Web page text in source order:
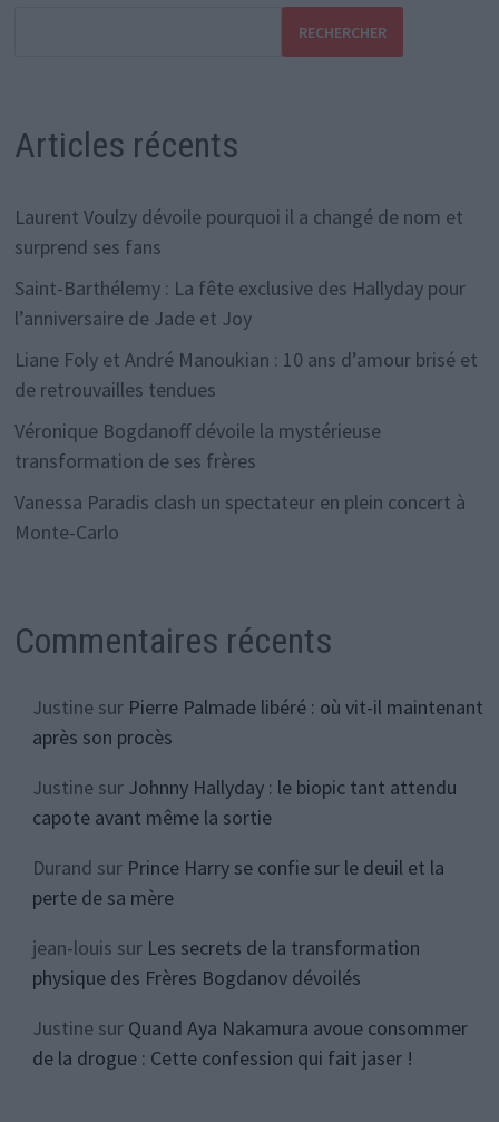
RECHERCHER
Articles récents
Laurent Voulzy dévoile pourquoi il a changé de nom et
surprend ses fans
Saint-Barthélemy : La fête exclusive des Hallyday pour
l’anniversaire de Jade et Joy
Liane Foly et André Manoukian : 10 ans d’amour brisé et
de retrouvailles tendues
Véronique Bogdanoff dévoile la mystérieuse
transformation de ses frères
Vanessa Paradis clash un spectateur en plein concert à
Monte-Carlo
Commentaires récents
Justinesur Pierre Palmade libéré : où vit-il maintenant
après son procès
Justinesur Johnny Hallyday : le biopic tant attendu
capote avant même la sortie
Durand sur Prince Harry se confie sur le deuil et la
perte de sa mère
jean-louis sur Les secrets de la transformation
physique des Frères Bogdanov dévoilés
Justinesur Quand Aya Nakamura avoue consommer
de la drogue : Cette confession qui fait jaser !